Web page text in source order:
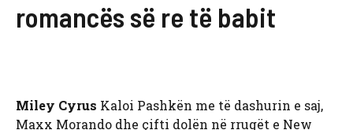
romancës së re të babit
Miley Cyrus Kaloi Pashkën me të dashurin e saj,
Maxx Morando dhe çifti dolën në rrugët e New